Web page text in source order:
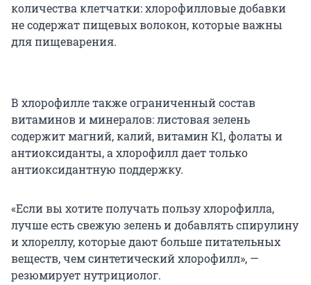
количества клетчатки: хлорофилловые добавки
не содержат пищевых волокон, которые важны
для пищеварения.
В хлорофилле также ограниченный состав
витаминов и минералов: листовая зелень
содержит магний, калий, витамин К1, фолаты и
антиоксиданты, а хлорофилл дает только
антиоксидантную поддержку.
«Если вы хотите получать пользу хлорофилла,
лучше есть свежую зелень и добавлять спирулину
и хлореллу, которые дают больше питательных
веществ, чем синтетический хлорофилл», —
резюмирует нутрициолог.